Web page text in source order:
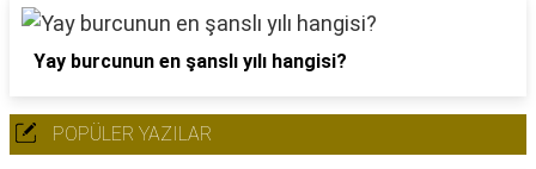
Yay burcunun en şanslı yılı hangisi?
POPÜLER YAZILAR